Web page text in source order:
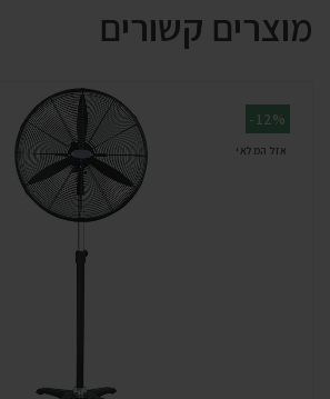
מוצרים קשורים
-12%
אזל המלאי